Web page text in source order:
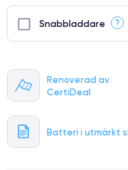
Renoverad av
CertiDeal
Batteri i utmärkt
Snabbladdare ?